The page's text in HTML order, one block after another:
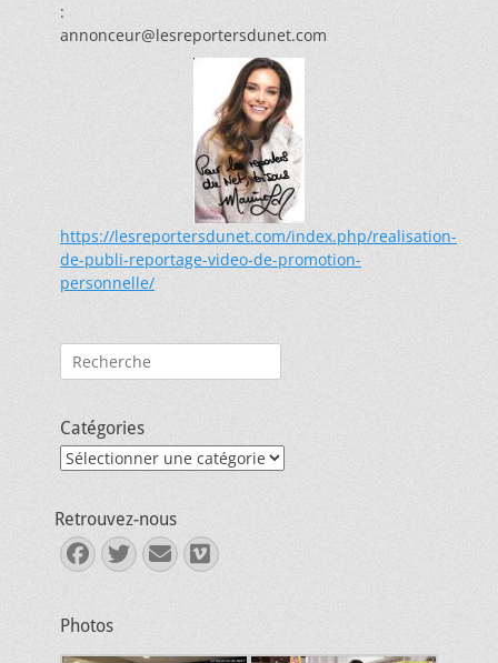
:
annonceur@lesreportersdunet.com
https://lesreportersdunet.com/index.php/realisation-
de-publi-reportage-video-de-promotion-
personnelle/
Rechercher :
Catégories
Catégories
Retrouvez-nous
Facebook
Twitter
E-
mail
Vimeo
Photos